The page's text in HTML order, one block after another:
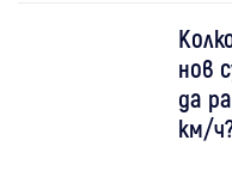
нов
да
км/